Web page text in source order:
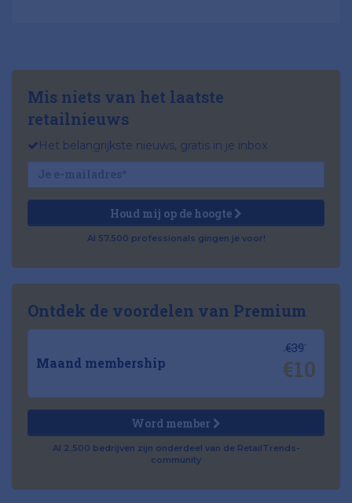
Mis niets van het laatste
retailnieuws
Het belangrijkste nieuws, gratis in je inbox
Houd mij op de hoogte
Al 57.500 professionals gingen je voor!
Ontdek de voordelen van Premium
Maand membership
€39
€10
Word member
Al 2.500 bedrijven zijn onderdeel van de RetailTrends-
community